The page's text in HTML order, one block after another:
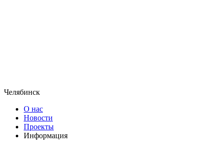
Челябинск
О нас
Новости
Проекты
Информация